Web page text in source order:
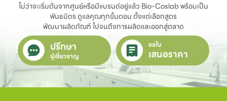
ไม่ว่าจะเริ่มต้นจากศูนย์หรือมีแบรนด์อยู่แล้ว Bio-Coslab พร้อมเป็น
พันธมิตร ดูแลคุณทุกขั้นตอน ตั้งแต่เลือกสูตร
พัฒนาผลิตภัณฑ์ ไปจนถึงการผลิตและออกสู่ตลาด
ปรึกษา
ผู้เชี่ยวชาญ
ขอใบ
เสนอราคา